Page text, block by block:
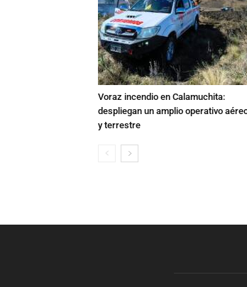
Voraz incendio en Calamuchita:
despliegan un amplio operativo
y terrestre